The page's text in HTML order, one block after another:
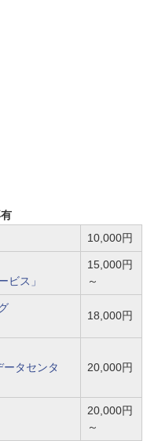
10,000円
ビス」
15,000円
～
18,000円
ータセンタ
20,000円
20,000円
～